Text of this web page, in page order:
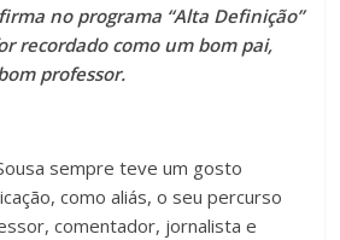
no programa “Alta Definição”
recordado como um bom pai,
professor.
sempre teve um gosto
como aliás, o seu percurso
comentador, jornalista e